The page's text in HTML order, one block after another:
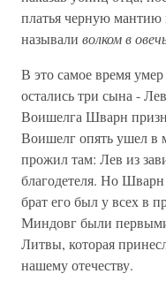
платья черную мантию
называли волком в
В это самое время
остались три сына -
Воишелга Шварн
Воишелг опять ушел в
прожил там: Лев из
благодетеля. Но Шварн
брат его был у всех в
Миндовг были
Литвы, которая
нашему отечеству.